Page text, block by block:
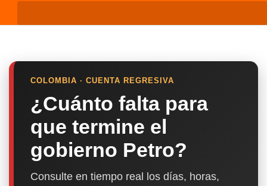
COLOMBIA · CUENTA REGRESIVA
¿Cuánto falta para
que termine el
gobierno Petro?
Consulte en tiempo real los días, horas,